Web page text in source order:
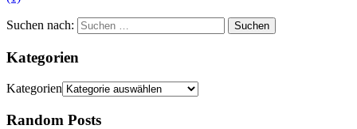
Suchen nach: Suchen
Kategorien
Kategorien
Random Posts